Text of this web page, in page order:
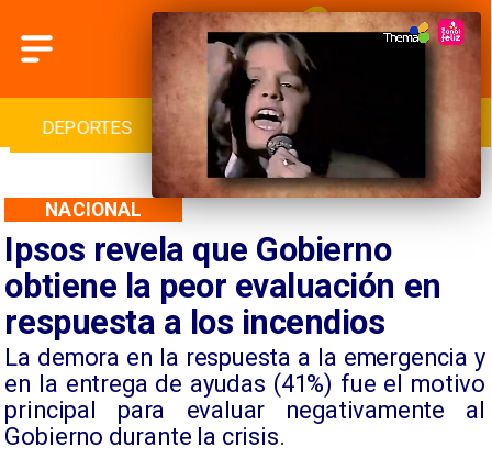
CULTURA TURISMO
Ipsos revela que Gobierno
obtiene la peor evaluación en
respuesta a los incendios
​La demora en la respuesta a la emergencia y
en la entrega de ayudas (41%) fue el motivo
principal para evaluar negativamente al
Gobierno durante la crisis.
NACIONAL